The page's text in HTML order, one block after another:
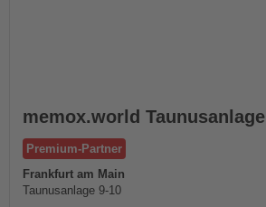
memox.world Taunusanlage
Premium-Partner
Frankfurt am Main
Taunusanlage 9-10